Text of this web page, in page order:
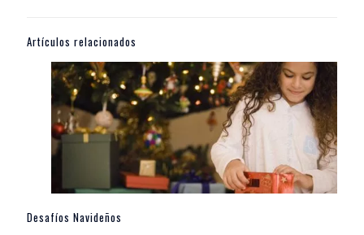
Artículos relacionados
Desafíos Navideños